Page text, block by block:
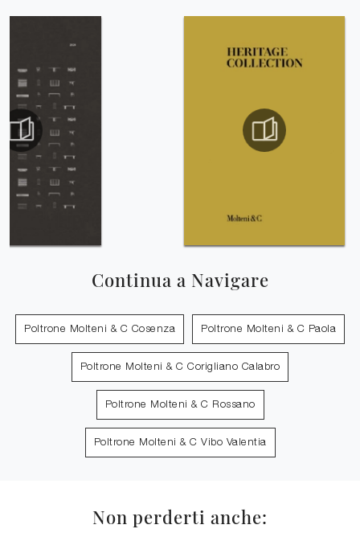
Continua a Navigare
Poltrone Molteni & C Cosenza Poltrone Molteni & C Paola
Poltrone Molteni & C Corigliano Calabro
Poltrone Molteni & C Rossano
Poltrone Molteni & C Vibo Valentia
Non perderti anche: